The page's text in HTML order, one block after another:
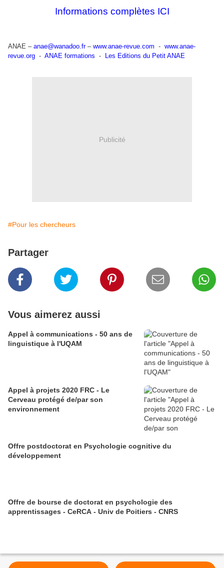
Informations complètes ICI
ANAE – anae@wanadoo.fr– www.anae-revue.com - www.anae-
revue.org - ANAE formations - Les Editions du Petit ANAE
Publicité
#Pour les chercheurs
Partager
Vous aimerez aussi
Appel à communications - 50 ans de
linguistique à l'UQAM
Appel à projets 2020 FRC - Le
Cerveau protégé de/par son
environnement
Offre postdoctorat en Psychologie cognitive du
développement
Offre de bourse de doctorat en psychologie des
apprentissages - CeRCA - Univ de Poitiers - CNRS